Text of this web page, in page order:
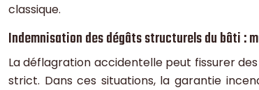
classique.
Indemnisation des dégâts structurels du bâti :
La déflagration accidentelle peut fissurer
strict. Dans ces situations, la garantie